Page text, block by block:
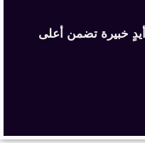
خبيرة تضمن أعلى